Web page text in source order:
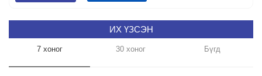
ИХ ҮЗСЭН
7 хоног 30 хоног Бүгд